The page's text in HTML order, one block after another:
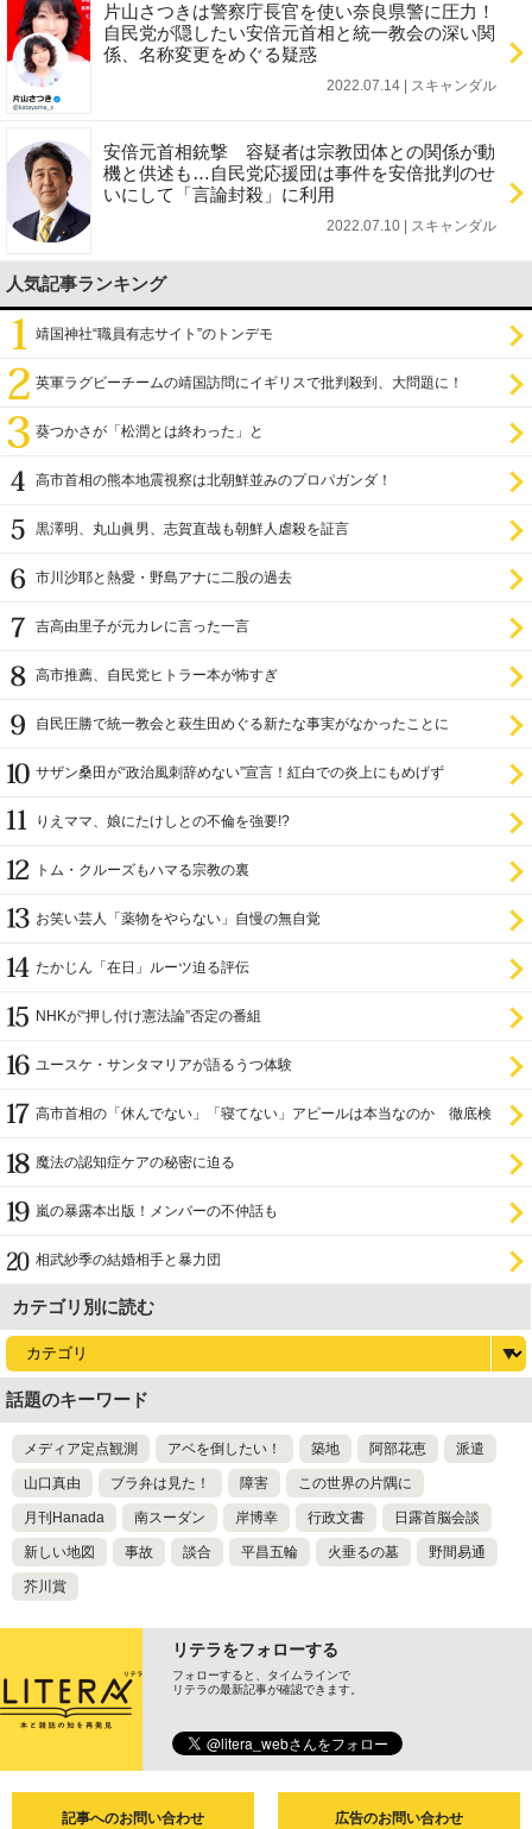
片山さつきは警察庁長官を使い奈良県警に圧力！
自民党が隠したい安倍元首相と統一教会の深い関
係、名称変更をめぐる疑惑
2022.07.14 | スキャンダル
安倍元首相銃撃 容疑者は宗教団体との関係が動
機と供述も…自民党応援団は事件を安倍批判のせ
いにして「言論封殺」に利用
2022.07.10 | スキャンダル
人気記事ランキング
靖国神社“職員有志サイト”のトンデモ
英軍ラグビーチームの靖国訪問にイギリスで批判殺到、大問題に！
葵つかさが「松潤とは終わった」と
高市首相の熊本地震視察は北朝鮮並みのプロパガンダ！
黒澤明、丸山眞男、志賀直哉も朝鮮人虐殺を証言
市川沙耶と熱愛・野島アナに二股の過去
吉高由里子が元カレに言った一言
高市推薦、自民党ヒトラー本が怖すぎ
自民圧勝で統一教会と萩生田めぐる新たな事実がなかったことに
サザン桑田が“政治風刺辞めない”宣言！紅白での炎上にもめげず
りえママ、娘にたけしとの不倫を強要!?
トム・クルーズもハマる宗教の裏
お笑い芸人「薬物をやらない」自慢の無自覚
たかじん「在日」ルーツ迫る評伝
NHKが“押し付け憲法論”否定の番組
ユースケ・サンタマリアが語るうつ体験
高市首相の「休んでない」「寝てない」アピールは本当なのか 徹底検
魔法の認知症ケアの秘密に迫る
嵐の暴露本出版！メンバーの不仲話も
相武紗季の結婚相手と暴力団
カテゴリ別に読む
話題のキーワード
メディア定点観測 アベを倒したい！ 築地 阿部花恵 派遣
山口真由 ブラ弁は見た！ 障害 この世界の片隅に
月刊Hanada 南スーダン 岸博幸 行政文書 日露首脳会談
新しい地図 事故 談合 平昌五輪 火垂るの墓 野間易通
芥川賞
リテラをフォローする
フォローすると、タイムラインで
リテラの最新記事が確認できます。
記事へのお問い合わせ 広告のお問い合わせ